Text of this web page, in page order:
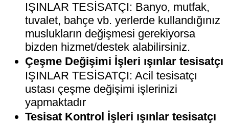
IŞINLAR TESİSATÇI: Banyo, mutfak,
tuvalet, bahçe vb. yerlerde kullandığınız
muslukların değişmesi gerekiyorsa
bizden hizmet/destek alabilirsiniz.
Çeşme Değişimi İşleri ışınlar tesisatçı
IŞINLAR TESİSATÇI: Acil tesisatçı
ustası çeşme değişimi işlerinizi
yapmaktadır
Tesisat Kontrol İşleri ışınlar tesisatçı